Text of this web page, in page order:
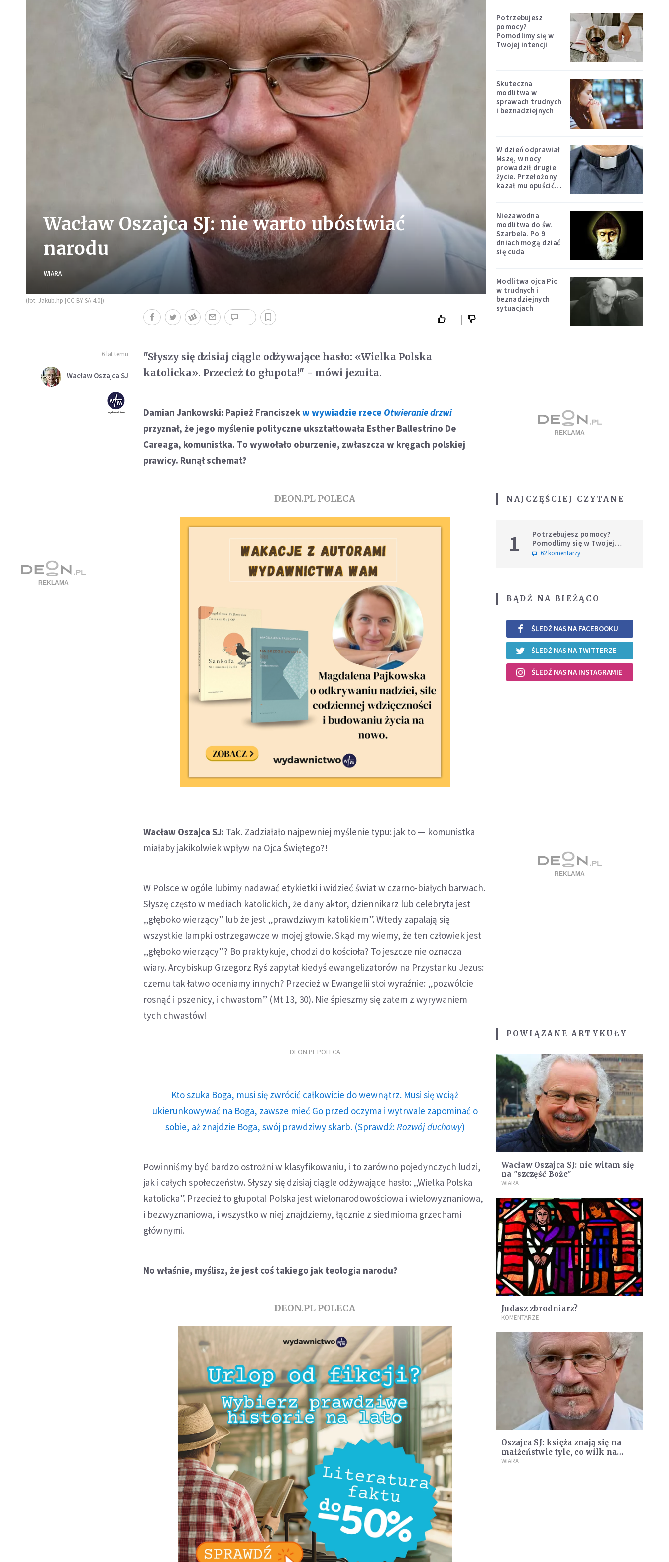
Wacław Oszajca SJ: nie warto ubóstwiać
narodu
WIARA
(fot. Jakub.hp [CC BY-SA 4.0])
6 lat temu
Wacław Oszajca SJ
"Słyszy się dzisiaj ciągle odżywające hasło: «Wielka Polska
katolicka». Przecież to głupota!" - mówi jezuita.
Damian Jankowski: Papież Franciszekw wywiadzie rzece Otwieranie drzwi
przyznał, że jego myślenie polityczne ukształtowała Esther Ballestrino De
Careaga, komunistka. To wywołało oburzenie, zwłaszcza w kręgach polskiej
prawicy. Runął schemat?
DEON.PL POLECA
Wacław Oszajca SJ: Tak. Zadziałało najpewniej myślenie typu: jak to — komunistka
miałaby jakikolwiek wpływ na Ojca Świętego?!
W Polsce w ogóle lubimy nadawać etykietki i widzieć świat w czarno-białych barwach.
Słyszę często w mediach katolickich, że dany aktor, dziennikarz lub celebryta jest
„głęboko wierzący” lub że jest „prawdziwym katolikiem”. Wtedy zapalają się
wszystkie lampki ostrzegawcze w mojej głowie. Skąd my wiemy, że ten człowiek jest
„głęboko wierzący”? Bo praktykuje, chodzi do kościoła? To jeszcze nie oznacza
wiary. Arcybiskup Grzegorz Ryś zapytał kiedyś ewangelizatorów na Przystanku Jezus:
czemu tak łatwo oceniamy innych? Przecież w Ewangelii stoi wyraźnie: „pozwólcie
rosnąć i pszenicy, i chwastom” (Mt 13, 30). Nie śpieszmy się zatem z wyrywaniem
tych chwastów!
DEON.PL POLECA
Kto szuka Boga, musi się zwrócić całkowicie do wewnątrz. Musi się wciąż
ukierunkowywać na Boga, zawsze mieć Go przed oczyma i wytrwale zapominać o
sobie, aż znajdzie Boga, swój prawdziwy skarb. (Sprawdź: Rozwój duchowy)
Powinniśmy być bardzo ostrożni w klasyfikowaniu, i to zarówno pojedynczych ludzi,
jak i całych społeczeństw. Słyszy się dzisiaj ciągle odżywające hasło: „Wielka Polska
katolicka”. Przecież to głupota! Polska jest wielonarodowościowa i wielowyznaniowa,
i bezwyznaniowa, i wszystko w niej znajdziemy, łącznie z siedmioma grzechami
głównymi.
No właśnie, myślisz, że jest coś takiego jak teologia narodu?
DEON.PL POLECA
Potrzebujesz
pomocy?
Pomodlimy się w
Twojej intencji
Skuteczna
modlitwa w
sprawach trudnych
i beznadziejnych
W dzień odprawiał
Mszę, w nocy
prowadził drugie
życie. Przełożony
kazał mu opuścić
Niezawodna
modlitwa do św.
Szarbela. Po 9
dniach mogą dziać
się cuda
Modlitwa ojca Pio
w trudnych i
beznadziejnych
sytuacjach
NAJCZĘŚCIEJ CZYTANE
1
Potrzebujesz pomocy?
Pomodlimy się w Twojej
intencji
62 komentarzy
BĄDŹ NA BIEŻĄCO
ŚLEDŹ NAS NA FACEBOOKU
ŚLEDŹ NAS NA TWITTERZE
ŚLEDŹ NAS NA INSTAGRAMIE
POWIĄZANE ARTYKUŁY
Wacław Oszajca SJ: nie witam się
na "szczęść Boże"
WIARA
Judasz zbrodniarz?
KOMENTARZE
Oszajca SJ: księża znają się na
małżeństwie tyle, co wilk na
gwiazdach
WIARA